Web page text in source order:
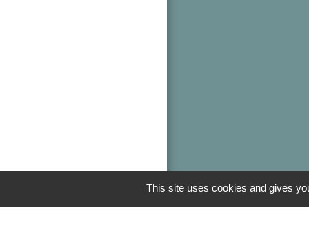
This site uses cookies and gives